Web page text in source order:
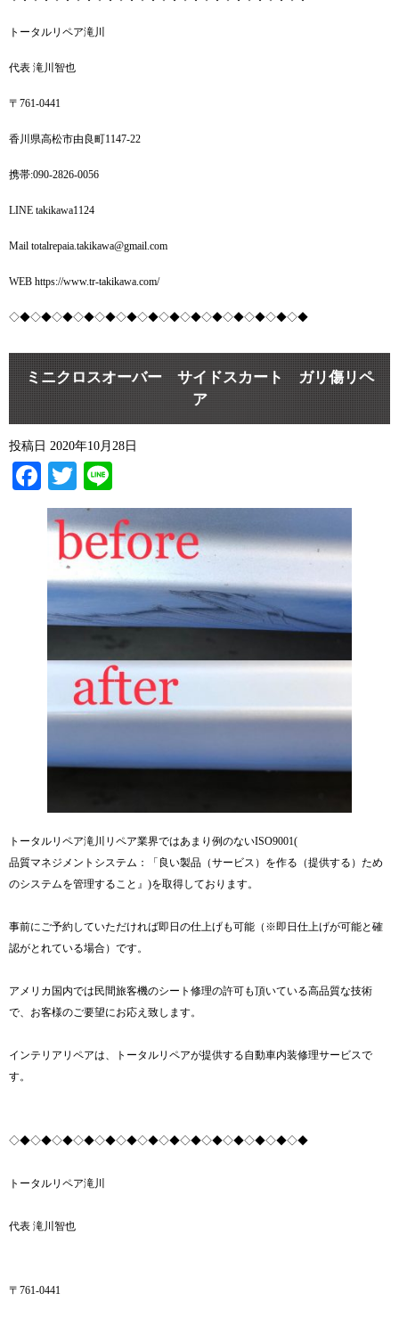
トータルリペア滝川
代表 滝川智也
〒761-0441
香川県高松市由良町1147-22
携帯:090-2826-0056
LINE takikawa1124
Mail totalrepaia.takikawa@gmail.com
WEB https://www.tr-takikawa.com/
◇◆◇◆◇◆◇◆◇◆◇◆◇◆◇◆◇◆◇◆◇◆◇◆◇◆◇◆
ミニクロスオーバー サイドスカート ガリ傷リペ
ア
投稿日 2020年10月28日
Facebook
Twitter
トータルリペア滝川リペア業界ではあまり例のないISO9001(
品質マネジメントシステム：「良い製品（サービス）を作る（提供する）ため
のシステムを管理すること』)を取得しております。
事前にご予約していただければ即日の仕上げも可能（※即日仕上げが可能と確
認がとれている場合）です。
アメリカ国内では民間旅客機のシート修理の許可も頂いている高品質な技術
で、お客様のご要望にお応え致します。
インテリアリペアは、トータルリペアが提供する自動車内装修理サービスで
す。
◇◆◇◆◇◆◇◆◇◆◇◆◇◆◇◆◇◆◇◆◇◆◇◆◇◆◇◆
トータルリペア滝川
代表 滝川智也
〒761-0441